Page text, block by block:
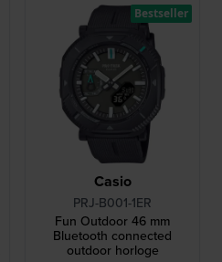
Casio
PRJ-B001-1ER
Fun Outdoor 46 mm
Bluetooth connected
outdoor horloge
Bestseller